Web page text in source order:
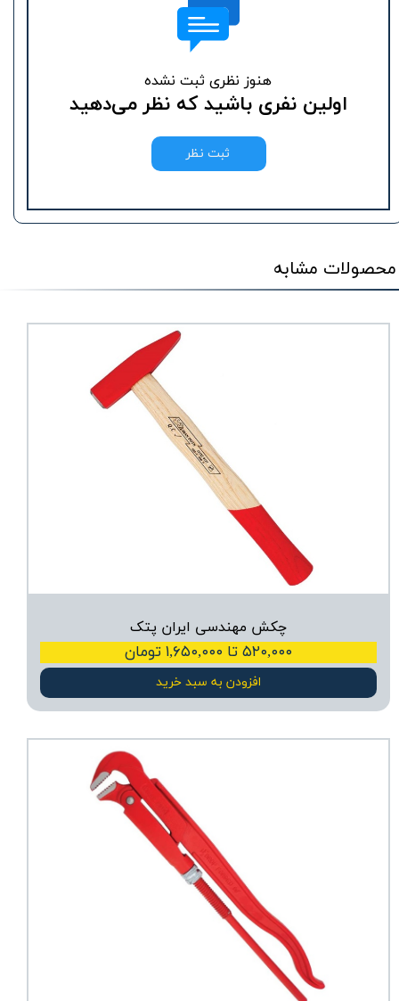
هنوز نظری ثبت نشده
اولین نفری باشید که نظر می‌دهید
ثبت نظر
محصولات مشابه
چکش مهندسی ایران پتک
۵۲۰,۰۰۰ تا ۱,۶۵۰,۰۰۰ تومان
افزودن به سبد خرید